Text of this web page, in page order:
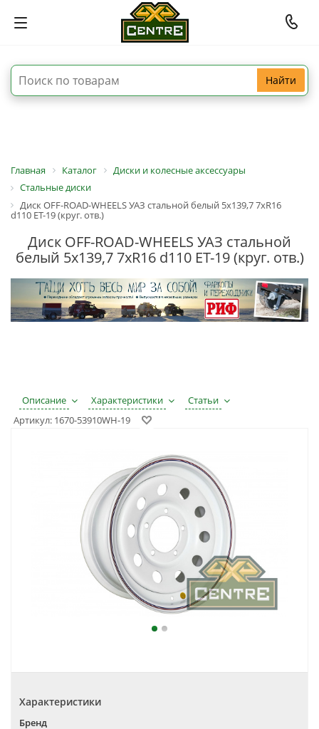
Найти
Главная Каталог
Диски и колесные аксессуары
Стальные диски
Диск OFF-ROAD-WHEELS УАЗ стальной белый 5x139,7 7xR16
d110 ET-19 (круг. отв.)
Диск OFF-ROAD-WHEELS УАЗ стальной
белый 5x139,7 7xR16 d110 ET-19 (круг. отв.)
Описание Характеристики
Статьи
Артикул: 1670-53910WH-19
Характеристики
Бренд